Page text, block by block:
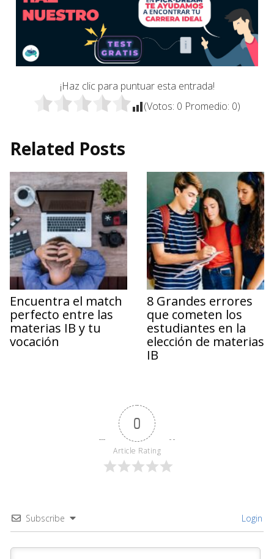
¡Haz clic para puntuar esta entrada!
(Votos: 0 Promedio: 0)
Related Posts
Encuentra el match
perfecto entre las
materias IB y tu
vocación
8 Grandes errores
que cometen los
estudiantes en la
elección de materias
IB
0
Article Rating
Subscribe Login